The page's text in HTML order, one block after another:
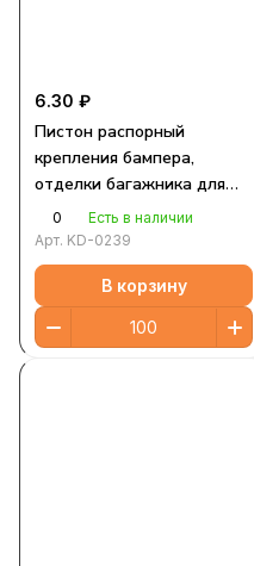
6.30 ₽
Пистон распорный
крепления бампера,
отделки багажника для
BMW, Mini, Citroen,
Peugeot, Land Rover
0
Есть в наличии
Арт. KD-0239
В корзину